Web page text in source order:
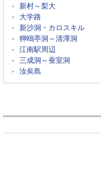
新村～梨大
大学路
新沙洞・カロスキル
狎鴎亭洞～清潭洞
江南駅周辺
三成洞～蚕室洞
汝矣島